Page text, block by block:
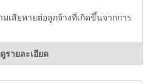
เสียหายต่อลูกจ้างที่เกิดขึ้นจากการ
ดูรายละเอียด